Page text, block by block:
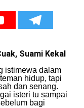
Suami Kekal
istimewa dalam
hidup, tapi
dan senang.
isteri tu sampai
bagi